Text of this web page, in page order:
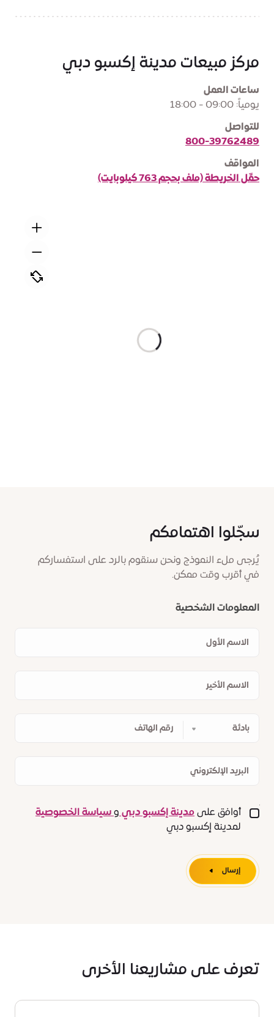
مركز مبيعات مدينة إكسبو دبي
ساعات العمل
يومياً: 09:00 - 18:00
للتواصل
800-39762489
المواقف
حمِّل الخريطة (ملف بحجم 763 كيلوبايت)
سجّلوا اهتمامكم
يُرجى ملء النموذج ونحن سنقوم بالرد على استفساركم
في أقرب وقت ممكن.
المعلومات الشخصية
الهاتف
الإلكتروني
أوافق على مدينة إكسبو دبيوسياسة الخصوصية
لمدينة إكسبو دبي
إرسال
تعرف على مشاريعنا الأخرى